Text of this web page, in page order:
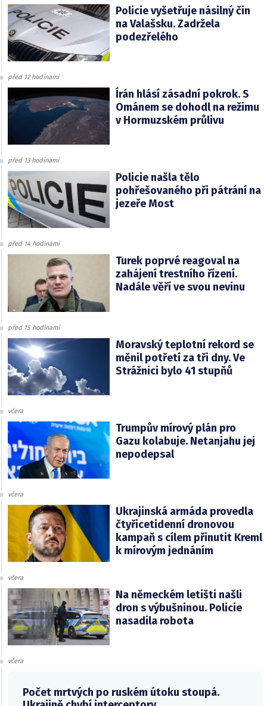
Policie vyšetřuje násilný čin
na Valašsku. Zadržela
podezřelého
před 12 hodinami
Írán hlásí zásadní pokrok. S
Ománem se dohodl na režimu
v Hormuzském průlivu
před 13 hodinami
Policie našla tělo
pohřešovaného při pátrání na
jezeře Most
před 14 hodinami
Turek poprvé reagoval na
zahájení trestního řízení.
Nadále věří ve svou nevinu
před 15 hodinami
Moravský teplotní rekord se
měnil potřetí za tři dny. Ve
Strážnici bylo 41 stupňů
včera
Trumpův mírový plán pro
Gazu kolabuje. Netanjahu jej
nepodepsal
včera
Ukrajinská armáda provedla
čtyřicetidenní dronovou
kampaň s cílem přinutit Kreml
k mírovým jednáním
včera
Na německém letišti našli
dron s výbušninou. Policie
nasadila robota
včera
Počet mrtvých po ruském útoku stoupá.